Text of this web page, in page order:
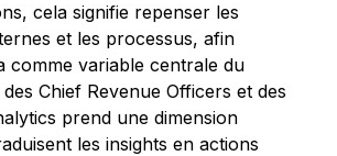
cela signifie repenser les
et les processus, afin
comme variable centrale du
Chief Revenue Officers et des
prend une dimension
les insights en actions